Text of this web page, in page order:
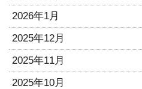
2026年1月
2025年12月
2025年11月
2025年10月